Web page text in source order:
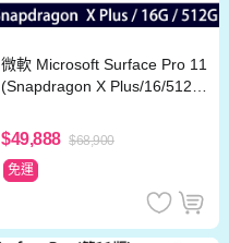
微軟 Microsoft Surface Pro 11
(Snapdragon X Plus/16/512)
$49,888 $68,900
免運